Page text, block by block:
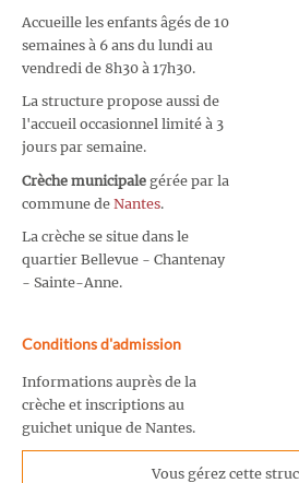
Accueille les enfants âgés de 10
semaines à 6 ans du lundi au
vendredi de 8h30 à 17h30.
La structure propose aussi de
l'accueil occasionnel limité à 3
jours par semaine.
Crèche municipale gérée par la
commune de Nantes.
La crèche se situe dans le
quartier Bellevue - Chantenay
- Sainte-Anne.
Conditions d'admission
Informations auprès de la
crèche et inscriptions au
guichet unique de Nantes.
Vous gérez cette